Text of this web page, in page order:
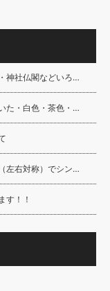
神社仏閣などいろ…
た・白色・茶色・…
左右対称）でシン…
す！！